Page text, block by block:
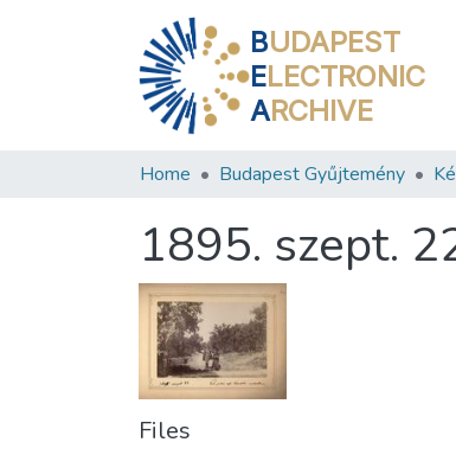
BUDAPEST
ELECTRONIC
ARCHIVE
Home Budapest Gyűjtemény
1895. szept.
Files